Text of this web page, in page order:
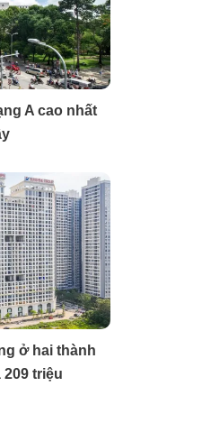
A cao nhất
ở hai thành
triệu